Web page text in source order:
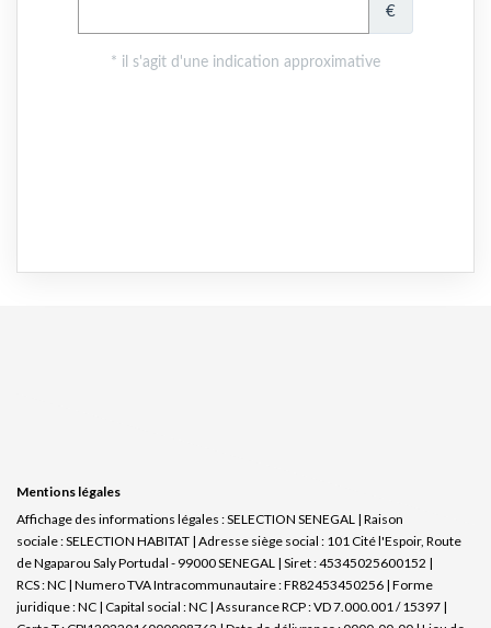
Mentions légales
Affichage des informations légales : SELECTION SENEGAL | Raison
sociale : SELECTION HABITAT | Adresse siège social : 101 Cité l'Espoir, Route
de Ngaparou Saly Portudal - 99000 SENEGAL | Siret : 45345025600152 |
RCS : NC | Numero TVA Intracommunautaire : FR82453450256 | Forme
juridique : NC | Capital social : NC | Assurance RCP : VD 7.000.001 / 15397 |